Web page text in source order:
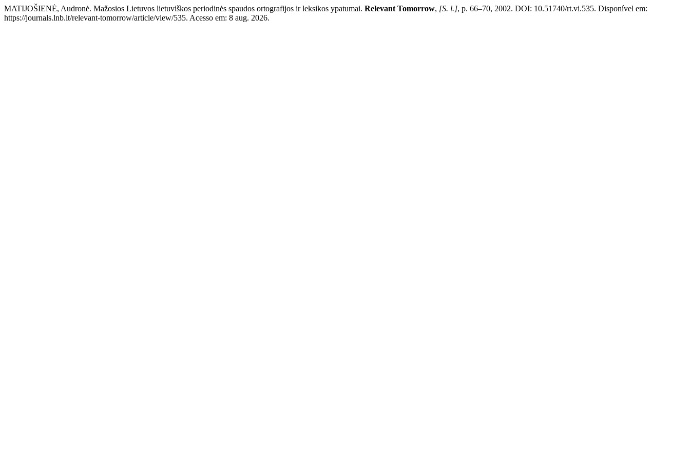
MATIJOŠIENĖ, Audronė. Mažosios Lietuvos lietuviškos periodinės spaudos ortografijos ir leksikos ypatumai. Relevant Tomorrow, [S. l.], p. 66–70, 2002. DOI: 10.51740/rt.vi.535. Disponível em:
https://journals.lnb.lt/relevant-tomorrow/article/view/535. Acesso em: 8 aug. 2026.